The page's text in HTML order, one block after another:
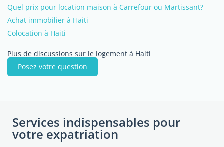
Quel prix pour location maison à Carrefour ou Martissant?
Achat immobilier à Haiti
Colocation à Haiti
Plus de discussions sur le logement à Haiti
Posez votre question
Services indispensables pour
votre expatriation